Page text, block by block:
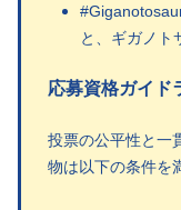
と、ギガノト
応募資格ガイド
投票の公平性と一
物は以下の条件を